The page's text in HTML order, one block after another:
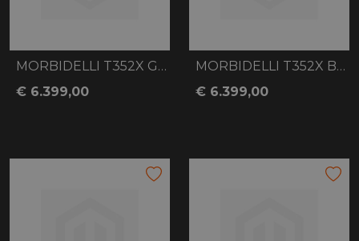
MORBIDELLI T352X GREY
€ 6.399,00
MORBIDELLI T352X BLUE
€ 6.399,00